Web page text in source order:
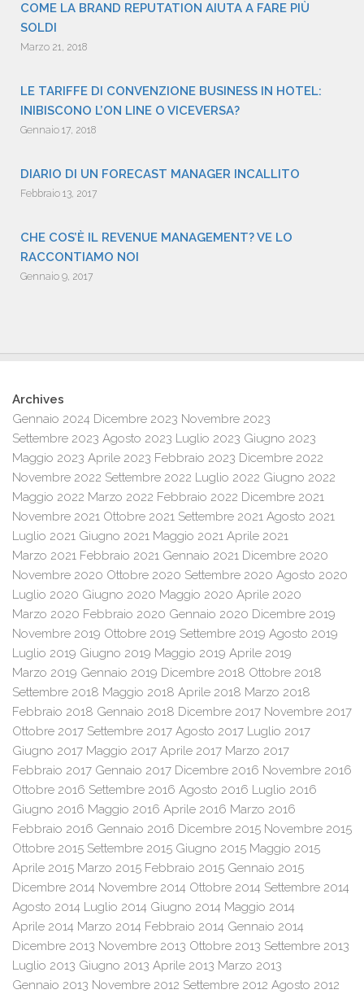
COME LA BRAND REPUTATION AIUTA A FARE PIÙ
SOLDI
Marzo 21, 2018
LE TARIFFE DI CONVENZIONE BUSINESS IN HOTEL:
INIBISCONO L’ON LINE O VICEVERSA?
Gennaio 17, 2018
DIARIO DI UN FORECAST MANAGER INCALLITO
Febbraio 13, 2017
CHE COS’È IL REVENUE MANAGEMENT? VE LO
RACCONTIAMO NOI
Gennaio 9, 2017
Archives
Gennaio 2024 Dicembre 2023 Novembre 2023
Settembre 2023 Agosto 2023 Luglio 2023 Giugno 2023
Maggio 2023 Aprile 2023 Febbraio 2023 Dicembre 2022
Novembre 2022 Settembre 2022 Luglio 2022 Giugno 2022
Maggio 2022 Marzo 2022 Febbraio 2022 Dicembre 2021
Novembre 2021 Ottobre 2021 Settembre 2021 Agosto 2021
Luglio 2021 Giugno 2021 Maggio 2021 Aprile 2021
Marzo 2021 Febbraio 2021 Gennaio 2021 Dicembre 2020
Novembre 2020 Ottobre 2020 Settembre 2020 Agosto 2020
Luglio 2020 Giugno 2020 Maggio 2020 Aprile 2020
Marzo 2020 Febbraio 2020 Gennaio 2020 Dicembre 2019
Novembre 2019 Ottobre 2019 Settembre 2019 Agosto 2019
Luglio 2019 Giugno 2019 Maggio 2019 Aprile 2019
Marzo 2019 Gennaio 2019 Dicembre 2018 Ottobre 2018
Settembre 2018 Maggio 2018 Aprile 2018 Marzo 2018
Febbraio 2018 Gennaio 2018 Dicembre 2017 Novembre 2017
Ottobre 2017 Settembre 2017 Agosto 2017 Luglio 2017
Giugno 2017 Maggio 2017 Aprile 2017 Marzo 2017
Febbraio 2017 Gennaio 2017 Dicembre 2016 Novembre 2016
Ottobre 2016 Settembre 2016 Agosto 2016 Luglio 2016
Giugno 2016 Maggio 2016 Aprile 2016 Marzo 2016
Febbraio 2016 Gennaio 2016 Dicembre 2015 Novembre 2015
Ottobre 2015 Settembre 2015 Giugno 2015 Maggio 2015
Aprile 2015 Marzo 2015 Febbraio 2015 Gennaio 2015
Dicembre 2014 Novembre 2014 Ottobre 2014 Settembre 2014
Agosto 2014 Luglio 2014 Giugno 2014 Maggio 2014
Aprile 2014 Marzo 2014 Febbraio 2014 Gennaio 2014
Dicembre 2013 Novembre 2013 Ottobre 2013 Settembre 2013
Luglio 2013 Giugno 2013 Aprile 2013 Marzo 2013
Gennaio 2013 Novembre 2012 Settembre 2012 Agosto 2012